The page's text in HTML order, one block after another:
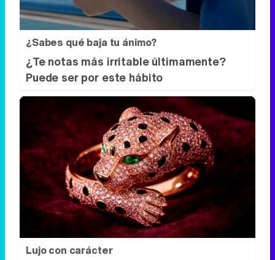
¿Sabes qué baja tu ánimo?
¿Te notas más irritable últimamente?
Puede ser por este hábito
Lujo con carácter